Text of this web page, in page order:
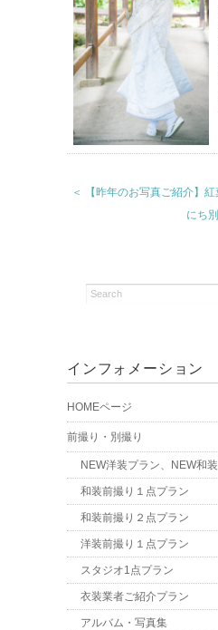
＜ 【昨年のお写真ご紹介】
にち別
インフォメーション
HOMEページ
前撮り・別撮り
NEW洋装プラン、NEW和
和装前撮り１点プラン
和装前撮り２点プラン
洋装前撮り１点プラン
スタジオ1点プラン
衣装業者ご紹介プラン
アルバム・写真集